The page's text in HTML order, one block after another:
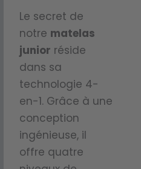
eil plus
sain et
à
limiter
les
allergè
nes
couran
et anti-
acarie
n, il est
la
solutio
n
parfait
température ou
qui transpirent
nuit, y compris
enfants, pour
sommeil
à la bonne
température.
Le secret de
notre matelas
junior réside
dans sa
technologie 4-
en-1. Grâce à une
conception
ingénieuse, il
offre quatre